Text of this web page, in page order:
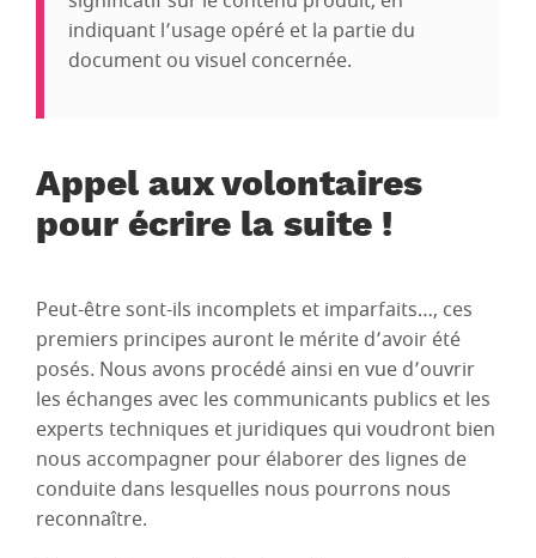
indiquant l’usage opéré et la partie du
document ou visuel concernée.
Appel aux volontaires
pour écrire la suite !
Peut-être sont-ils incomplets et imparfaits…, ces
premiers principes auront le mérite d’avoir été
posés. Nous avons procédé ainsi en vue d’ouvrir
les échanges avec les communicants publics et les
experts techniques et juridiques qui voudront bien
nous accompagner pour élaborer des lignes de
conduite dans lesquelles nous pourrons nous
reconnaître.